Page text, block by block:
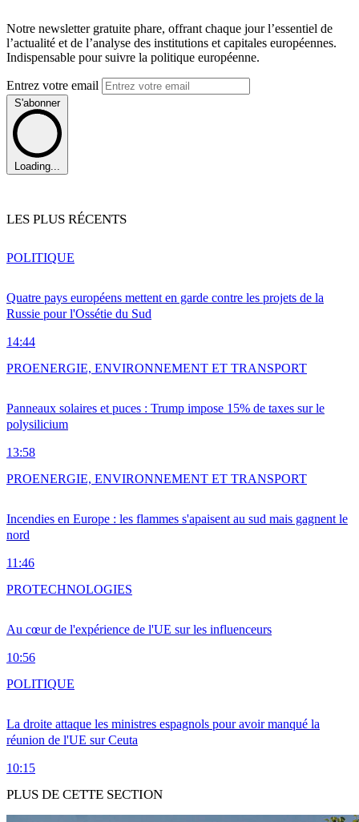
Notre newsletter gratuite phare, offrant chaque jour l’essentiel de
l’actualité et de l’analyse des institutions et capitales européennes.
Indispensable pour suivre la politique européenne.
Entrez votre email
S'abonner
Loading...
LES PLUS RÉCENTS
Quatre pays européens mettent en garde contre les projets de la
Russie pour l'Ossétie du Sud
14:44
POLITIQUE
Panneaux solaires et puces : Trump impose 15% de taxes sur le
polysilicium
13:58
PROENERGIE, ENVIRONNEMENT ET TRANSPORT
Incendies en Europe : les flammes s'apaisent au sud mais gagnent le
nord
11:46
PROENERGIE, ENVIRONNEMENT ET TRANSPORT
Au cœur de l'expérience de l'UE sur les influenceurs
10:56
PROTECHNOLOGIES
La droite attaque les ministres espagnols pour avoir manqué la
réunion de l'UE sur Ceuta
10:15
POLITIQUE
PLUS DE CETTE SECTION